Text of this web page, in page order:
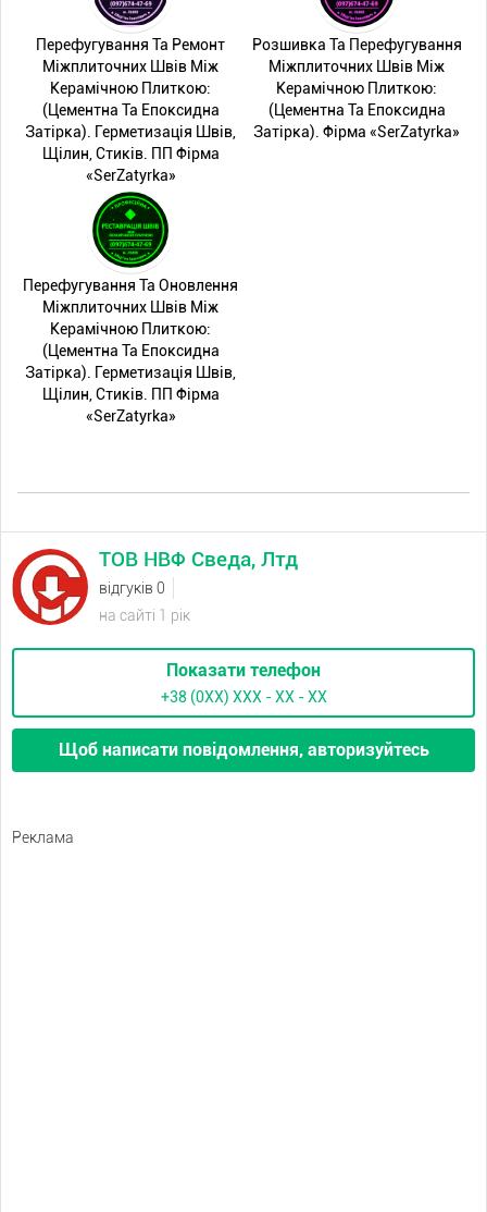
Перефугування Та Ремонт
Міжплиточних Швів Між
Керамічною Плиткою:
(Цементна Та Епоксидна
Затірка). Герметизація Швів,
Щілин, Стиків. ПП Фірма
«SerZatyrka»
Розшивка Та Перефугування
Міжплиточних Швів Між
Керамічною Плиткою:
(Цементна Та Епоксидна
Затірка). Фірма «SerZatyrka»
Перефугування Та Оновлення
Міжплиточних Швів Між
Керамічною Плиткою:
(Цементна Та Епоксидна
Затірка). Герметизація Швів,
Щілин, Стиків. ПП Фірма
«SerZatyrka»
ТОВ НВФ Сведа, Лтд
відгуків 0
на сайті 1 рік
Показати телефон
+38 (0XX) ХХХ - ХХ - ХХ
Щоб написати повідомлення, авторизуйтесь
Реклама